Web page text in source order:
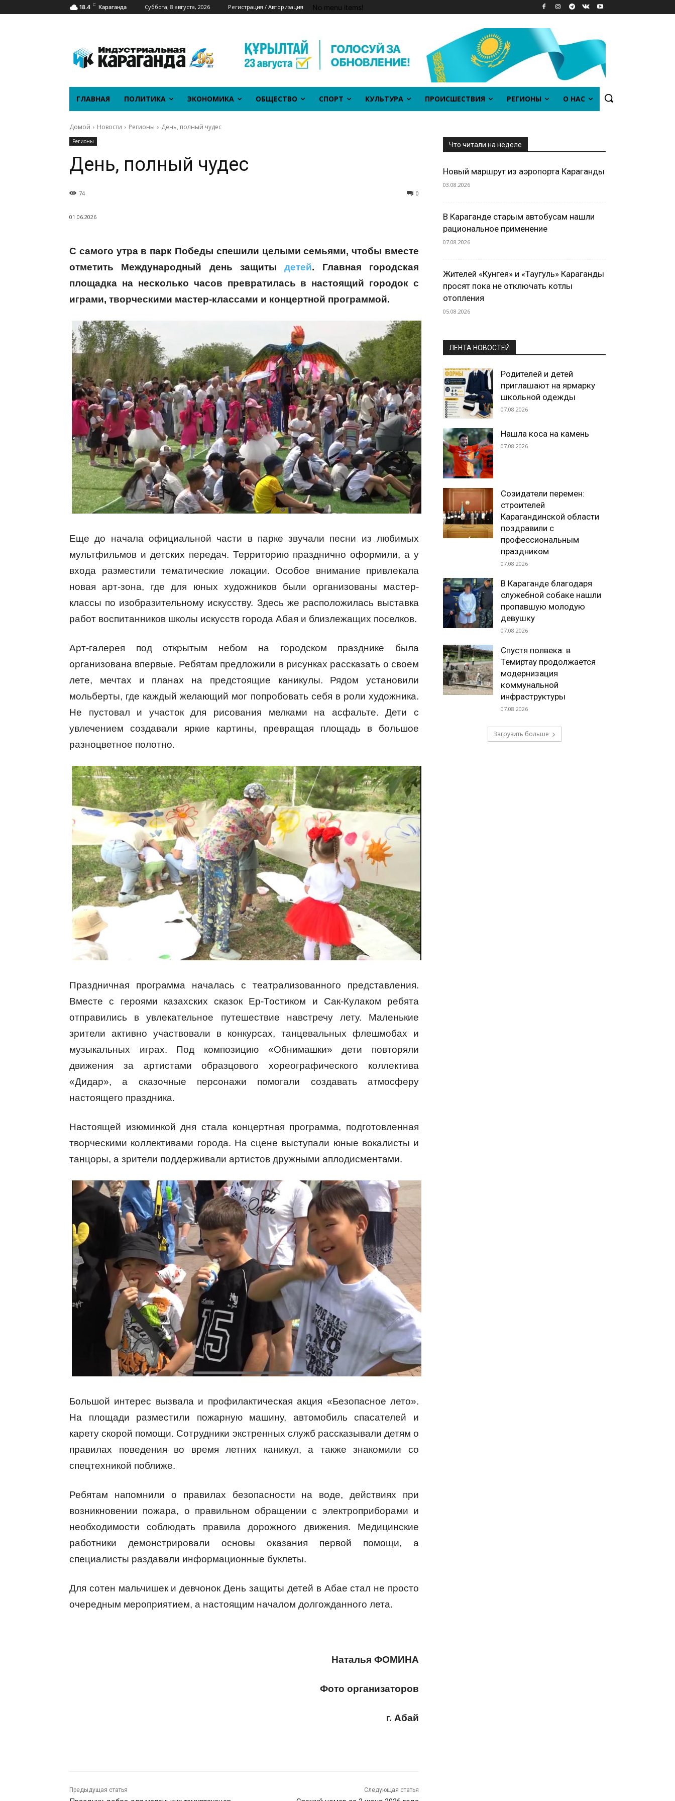
18.4 C Караганда Суббота, 8 августа, 2026 Регистрация / Авторизация No menu items!
ГЛАВНАЯ ПОЛИТИКА ЭКОНОМИКА ОБЩЕСТВО СПОРТ КУЛЬТУРА ПРОИСШЕСТВИЯ РЕГИОНЫ О НАС
Домой Новости Регионы День, полный чудес
Регионы
День, полный чудес
0
74
01.06.2026
С самого утра в парк Победы спешили целыми семьями, чтобы вместе
отметить Международный день защитыдетей. Главная городская
площадка на несколько часов превратилась в настоящий городок с
играми, творческими мастер-классами и концертной программой.
Еще до начала официальной части в парке звучали песни из любимых
мультфильмов и детских передач. Территорию празднично оформили, а у
входа разместили тематические локации. Особое внимание привлекала
новая арт-зона, где для юных художников были организованы мастер-
классы по изобразительному искусству. Здесь же расположилась выставка
работ воспитанников школы искусств города Абая и близлежащих поселков.
Арт-галерея под открытым небом на городском празднике была
организована впервые. Ребятам предложили в рисунках рассказать о своем
лете, мечтах и планах на предстоящие каникулы. Рядом установили
мольберты, где каждый желающий мог попробовать себя в роли художника.
Не пустовал и участок для рисования мелками на асфальте. Дети с
увлечением создавали яркие картины, превращая площадь в большое
разноцветное полотно.
Праздничная программа началась с театрализованного представления.
Вместе с героями казахских сказок Ер-Тостиком и Сак-Кулаком ребята
отправились в увлекательное путешествие навстречу лету. Маленькие
зрители активно участвовали в конкурсах, танцевальных флешмобах и
музыкальных играх. Под композицию «Обнимашки» дети повторяли
движения за артистами образцового хореографического коллектива
«Дидар», а сказочные персонажи помогали создавать атмосферу
настоящего праздника.
Настоящей изюминкой дня стала концертная программа, подготовленная
творческими коллективами города. На сцене выступали юные вокалисты и
танцоры, а зрители поддерживали артистов дружными аплодисментами.
Большой интерес вызвала и профилактическая акция «Безопасное лето».
На площади разместили пожарную машину, автомобиль спасателей и
карету скорой помощи. Сотрудники экстренных служб рассказывали детям о
правилах поведения во время летних каникул, а также знакомили со
спецтехникой поближе.
Ребятам напомнили о правилах безопасности на воде, действиях при
возникновении пожара, о правильном обращении с электроприборами и
необходимости соблюдать правила дорожного движения. Медицинские
работники демонстрировали основы оказания первой помощи, а
специалисты раздавали информационные буклеты.
Для сотен мальчишек и девчонок День защиты детей в Абае стал не просто
очередным мероприятием, а настоящим началом долгожданного лета.
Наталья ФОМИНА
Фото организаторов
г. Абай
Предыдущая статья Следующая статья
Что читали на неделе
Новый маршрут из аэропорта Караганды
03.08.2026
В Караганде старым автобусам нашли
рациональное применение
07.08.2026
Жителей «Кунгея» и «Таугуль» Караганды
просят пока не отключать котлы
отопления
05.08.2026
ЛЕНТА НОВОСТЕЙ
Родителей и детей
приглашают на ярмарку
школьной одежды
07.08.2026
Нашла коса на камень
07.08.2026
Созидатели перемен:
строителей
Карагандинской области
поздравили с
профессиональным
праздником
07.08.2026
В Караганде благодаря
служебной собаке нашли
пропавшую молодую
девушку
07.08.2026
Спустя полвека: в
Темиртау продолжается
модернизация
коммунальной
инфраструктуры
07.08.2026
Загрузить больше